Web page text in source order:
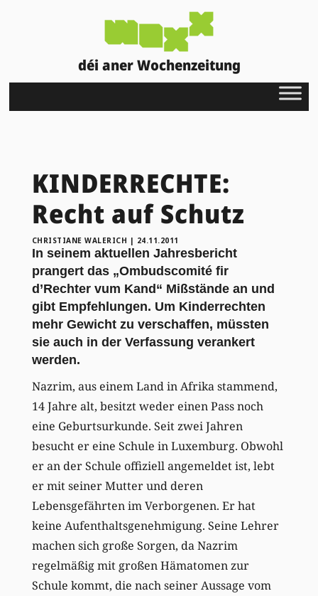
déi aner Wochenzeitung
KINDERRECHTE:
Recht auf Schutz
CHRISTIANE WALERICH | 24.11.2011
In seinem aktuellen Jahresbericht
prangert das „Ombudscomité fir
d’Rechter vum Kand“ Mißstände an und
gibt Empfehlungen. Um Kinderrechten
mehr Gewicht zu verschaffen, müssten
sie auch in der Verfassung verankert
werden.
Nazrim, aus einem Land in Afrika stammend,
14 Jahre alt, besitzt weder einen Pass noch
eine Geburtsurkunde. Seit zwei Jahren
besucht er eine Schule in Luxemburg. Obwohl
er an der Schule offiziell angemeldet ist, lebt
er mit seiner Mutter und deren
Lebensgefährten im Verborgenen. Er hat
keine Aufenthaltsgenehmigung. Seine Lehrer
machen sich große Sorgen, da Nazrim
regelmäßig mit großen Hämatomen zur
Schule kommt, die nach seiner Aussage vom